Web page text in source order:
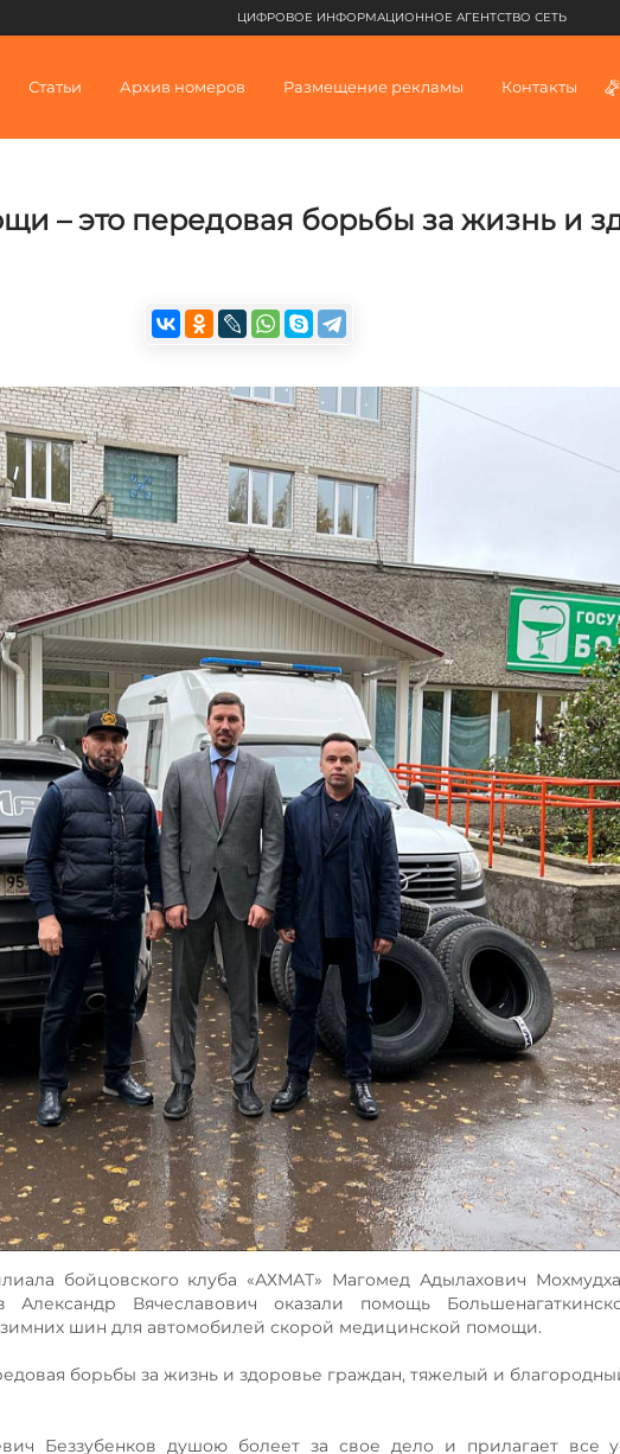
ЦИФРОВОЕ ИНФОРМАЦИОННОЕ АГЕНТСТВО СЕТЬ
Статьи Архив номеров Размещение рекламы Контакты
– это передовая борьбы за жизнь и
бойцовского клуба «АХМАТ» Магомед Адылахович
Александр Вячеславович оказали помощь
шин для автомобилей скорой медицинской помощи.
борьбы за жизнь и здоровье граждан, тяжелый и
Беззубенков душою болеет за свое дело и прилагает все